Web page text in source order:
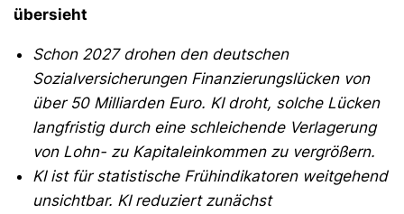
übersieht
Schon 2027 drohen den deutschen
Sozialversicherungen Finanzierungslücken von
über 50 Milliarden Euro. KI droht, solche Lücken
langfristig durch eine schleichende Verlagerung
von Lohn- zu Kapitaleinkommen zu vergrößern.
KI ist für statistische Frühindikatoren weitgehend
unsichtbar. KI reduziert zunächst